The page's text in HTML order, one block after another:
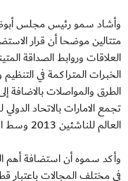
وأشاد سمو رئيس مجلس أبوظبي
متتالين موضحا أن قرار
العلاقات وروابط الصداقة
الخبرات المتراكمة في
الطرق والمواصلات بالاضافة
العالم للناشئين 2013 وسط اشادات غير مسبوقة بالتنظيم المثالي والذكريات التي لا تمحى.
وأكد سموه أن استضافة أهم
في مختلف المجالات باعتبار